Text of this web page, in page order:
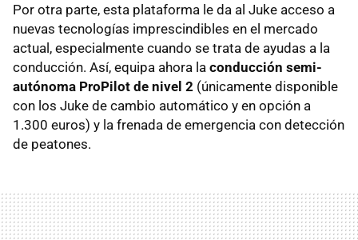
Por otra parte, esta plataforma le da al Juke acceso a
nuevas tecnologías imprescindibles en el mercado
actual, especialmente cuando se trata de ayudas a la
conducción. Así, equipa ahora la conducción semi-
autónoma ProPilot de nivel 2 (únicamente disponible
con los Juke de cambio automático y en opción a
1.300 euros) y la frenada de emergencia con detección
de peatones.